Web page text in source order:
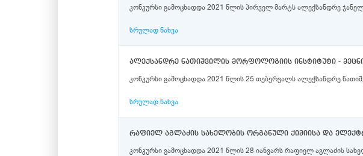
კონკურსი გამოცხადდა 2021 წლის პირველ მარტს ალექსანდრე
სრულად ნახვა
ალექსანდრე ნათიშვილის მორფოლოგიის ინსტიტუტი -
კონკურსი გამოცხადდა 2021 წლის 25 თებერვალს ალექსანდრე
სრულად ნახვა
კონკურსი გამოცხადდა 2021 წლის 28 იანვარს რაფიელ აგლაძის